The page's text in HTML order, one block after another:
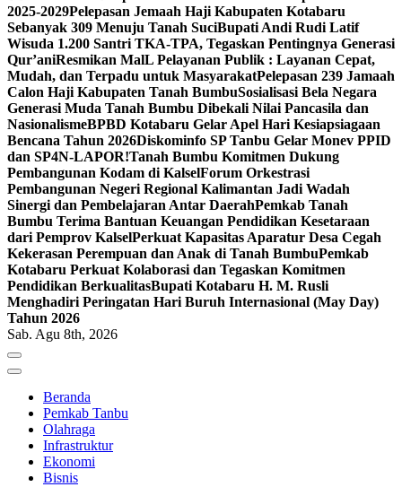
2025-2029Pelepasan Jemaah Haji Kabupaten Kotabaru
Sebanyak 309 Menuju Tanah SuciBupati Andi Rudi Latif
Wisuda 1.200 Santri TKA-TPA, Tegaskan Pentingnya Generasi
Qur’aniResmikan MalL Pelayanan Publik : Layanan Cepat,
Mudah, dan Terpadu untuk MasyarakatPelepasan 239 Jamaah
Calon Haji Kabupaten Tanah BumbuSosialisasi Bela Negara
Generasi Muda Tanah Bumbu Dibekali Nilai Pancasila dan
NasionalismeBPBD Kotabaru Gelar Apel Hari Kesiapsiagaan
Bencana Tahun 2026Diskominfo SP Tanbu Gelar Monev PPID
dan SP4N-LAPOR!Tanah Bumbu Komitmen Dukung
Pembangunan Kodam di KalselForum Orkestrasi
Pembangunan Negeri Regional Kalimantan Jadi Wadah
Sinergi dan Pembelajaran Antar DaerahPemkab Tanah
Bumbu Terima Bantuan Keuangan Pendidikan Kesetaraan
dari Pemprov KalselPerkuat Kapasitas Aparatur Desa Cegah
Kekerasan Perempuan dan Anak di Tanah BumbuPemkab
Kotabaru Perkuat Kolaborasi dan Tegaskan Komitmen
Pendidikan BerkualitasBupati Kotabaru H. M. Rusli
Menghadiri Peringatan Hari Buruh Internasional (May Day)
Tahun 2026
Sab. Agu 8th, 2026
Beranda
Pemkab Tanbu
Olahraga
Infrastruktur
Ekonomi
Bisnis